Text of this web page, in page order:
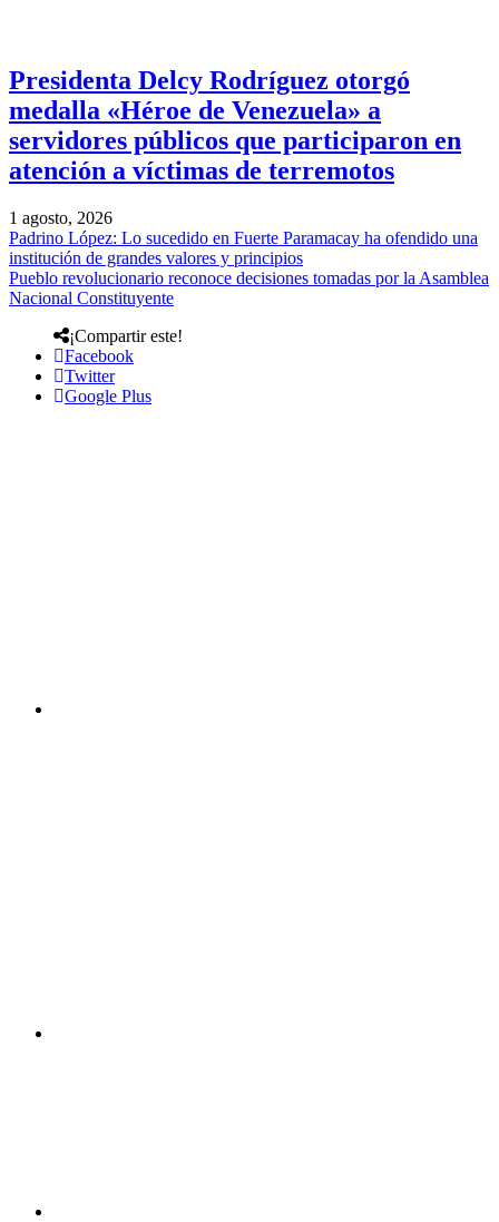
Presidenta Delcy Rodríguez otorgó
medalla «Héroe de Venezuela» a
servidores públicos que participaron en
atención a víctimas de terremotos
1 agosto, 2026
Padrino López: Lo sucedido en Fuerte Paramacay ha ofendido una
institución de grandes valores y principios
Pueblo revolucionario reconoce decisiones tomadas por la Asamblea
Nacional Constituyente
¡Compartir este!
Facebook
Twitter
Google Plus